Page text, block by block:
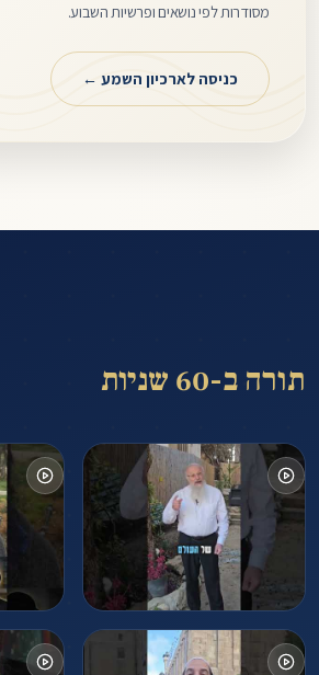
מסודרות לפי נושאים ופרשיות השבוע.
כניסה לארכיון השמע ←
תורה ב-60 שניות